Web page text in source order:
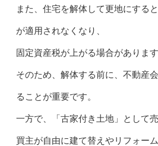
また、住宅を解体して更地にする
が適用されなくなり、
固定資産税が上がる場合があります
そのため、解体する前に、不動産
ることが重要です。
一方で、「古家付き土地」として
買主が自由に建て替えやリフォー